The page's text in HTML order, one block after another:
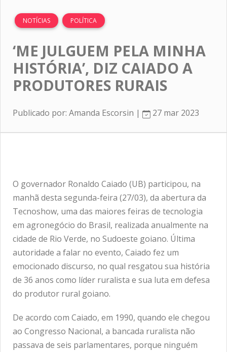
NOTÍCIAS POLÍTICA
‘ME JULGUEM PELA MINHA
HISTÓRIA’, DIZ CAIADO A
PRODUTORES RURAIS
Publicado por: Amanda Escorsin | 27 mar 2023
O governador Ronaldo Caiado (UB) participou, na
manhã desta segunda-feira (27/03), da abertura da
Tecnoshow, uma das maiores feiras de tecnologia
em agronegócio do Brasil, realizada anualmente na
cidade de Rio Verde, no Sudoeste goiano. Última
autoridade a falar no evento, Caiado fez um
emocionado discurso, no qual resgatou sua história
de 36 anos como líder ruralista e sua luta em defesa
do produtor rural goiano.
De acordo com Caiado, em 1990, quando ele chegou
ao Congresso Nacional, a bancada ruralista não
passava de seis parlamentares, porque ninguém